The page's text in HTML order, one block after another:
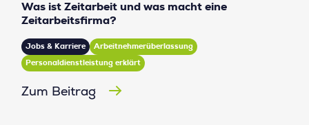
Was ist Zeitarbeit und was macht eine
Zeitarbeitsfirma?
Jobs & Karriere Arbeitnehmerüberlassung
Personaldienstleistung erklärt
Zum Beitrag